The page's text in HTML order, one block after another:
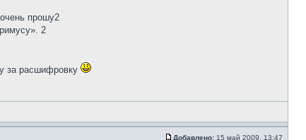
прошу2
2
за расшифровку
Добавлено: 15 май 2009, 13:47